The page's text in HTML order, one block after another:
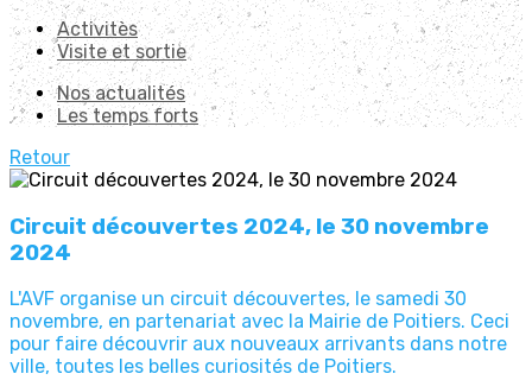
Activitès
Visite et sortie
Nos actualités
Les temps forts
Retour
Circuit découvertes 2024, le 30 novembre
2024
L'AVF organise un circuit découvertes, le samedi 30
novembre, en partenariat avec la Mairie de Poitiers. Ceci
pour faire découvrir aux nouveaux arrivants dans notre
ville, toutes les belles curiosités de Poitiers.